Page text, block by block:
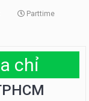
Parttime
chỉ